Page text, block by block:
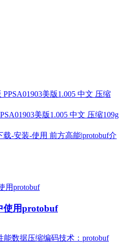
美版1.005 中文 压缩109g
前方高能|protobuf介
使用protobuf